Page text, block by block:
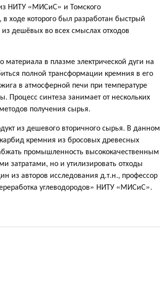
НИТУ «МИСиС» и Томского
ходе которого был разработан быстрый
дешёвых во всех смыслах отходов
материала в плазме электрической дуги на
полной трансформации кремния в его
в атмосферной печи при температуре
синтеза занимает от нескольких
получения сырья.
из дешевого вторичного сырья. В данном
кремния из бросовых древесных
промышленность высококачественным
но и утилизировать отходы
авторов исследования д.т.н., профессор
углеводородов» НИТУ «МИСиС».